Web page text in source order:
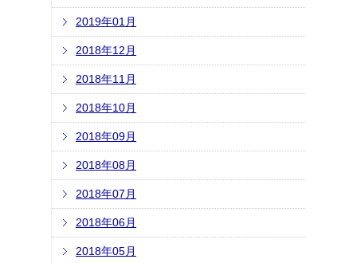
2019年01月
2018年12月
2018年11月
2018年10月
2018年09月
2018年08月
2018年07月
2018年06月
2018年05月